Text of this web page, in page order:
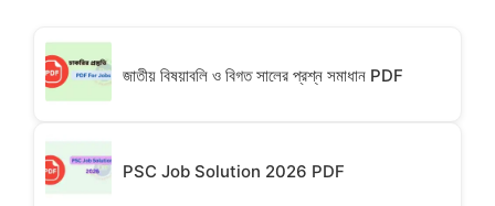
জাতীয় বিষয়াবলি ও বিগত সালের প্রশ্ন সমাধান PDF
PSC Job Solution 2026 PDF